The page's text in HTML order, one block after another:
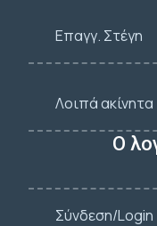
Επαγγ. Στέγη
Λοιπά ακίνητα
Ο
Σύνδεση/Login